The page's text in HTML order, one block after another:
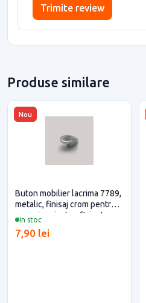
Trimite review
Produse similare
Nou
In stoc
Buton mobilier lacrima 7789,
metalic, finisaj crom pentru
casa si proiecte eficiente
7,90 lei